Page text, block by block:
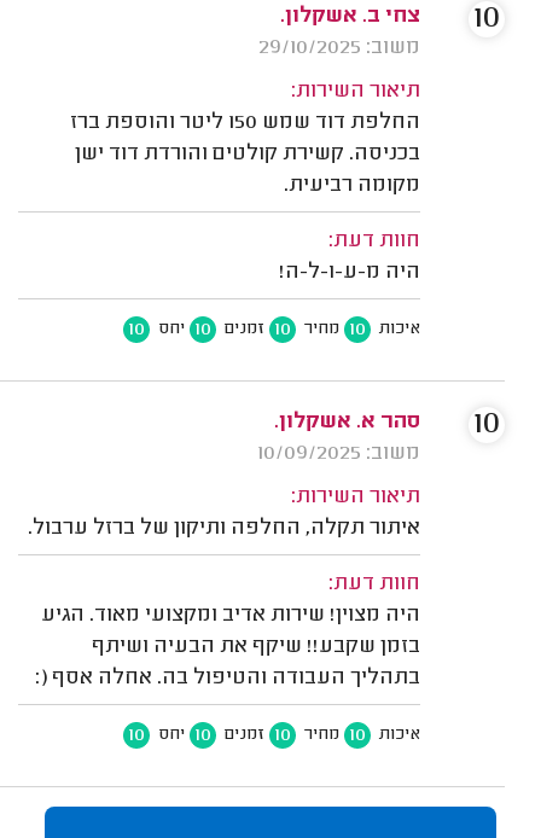
צחי ב. אשקלון.
משוב: 29/10/2025
תיאור השירות:
החלפת דוד שמש 150 ליטר והוספת ברז
בכניסה. קשירת קולטים והורדת דוד ישן
מקומה רביעית.
חוות דעת:
היה מ-ע-ו-ל-ה!
איכות 10 מחיר 10 זמנים 10 יחס 10
10
סהר א. אשקלון.
משוב: 10/09/2025
תיאור השירות:
איתור תקלה, החלפה ותיקון של ברזל ערבול.
חוות דעת:
היה מצוין! שירות אדיב ומקצועי מאוד. הגיע
בזמן שקבע!! שיקף את הבעיה ושיתף
בתהליך העבודה והטיפול בה. אחלה אסף (:
איכות 10 מחיר 10 זמנים 10 יחס 10
10